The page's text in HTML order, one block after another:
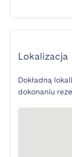
Lokalizacja
Dokładną
dokonaniu